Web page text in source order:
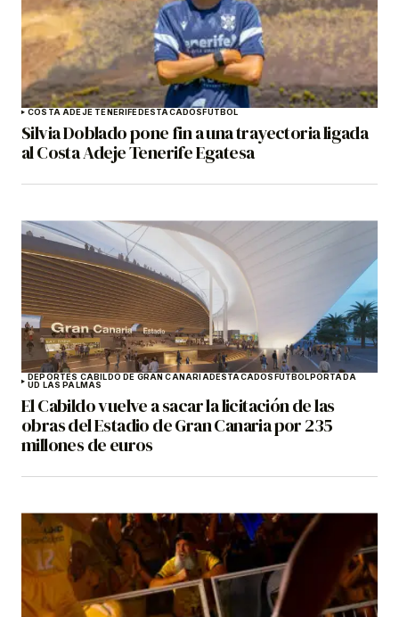
COSTA ADEJE TENERIFE DESTACADOS FÚTBOL
Silvia Doblado pone fin a una trayectoria ligada
al Costa Adeje Tenerife Egatesa
DEPORTES CABILDO DE GRAN CANARIADESTACADOS FÚTBOL PORTADA
UD LAS PALMAS
El Cabildo vuelve a sacar la licitación de las
obras del Estadio de Gran Canaria por 235
millones de euros